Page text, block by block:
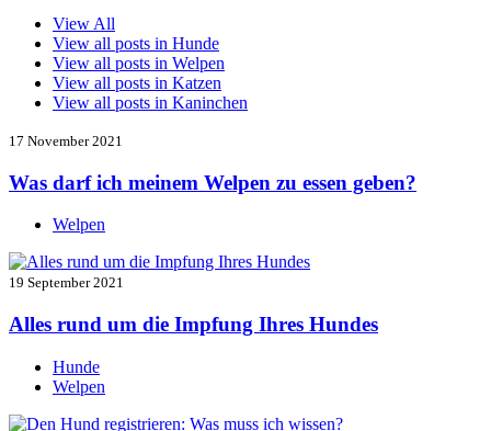
View All
View all posts in Hunde
View all posts in Welpen
View all posts in Katzen
View all posts in Kaninchen
17 November 2021
Was darf ich meinem Welpen zu essen geben?
Welpen
19 September 2021
Alles rund um die Impfung Ihres Hundes
Hunde
Welpen